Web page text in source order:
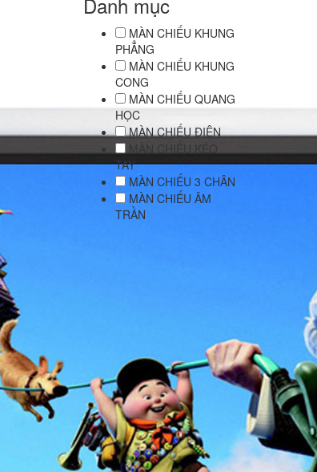
MÀN CHIẾU KHUNG
PHẲNG
MÀN CHIẾU KHUNG
CONG
MÀN CHIẾU QUANG
HỌC
MÀN CHIẾU ĐIỆN
MÀN CHIẾU KÉO
TAY
MÀN CHIẾU 3 CHÂN
MÀN CHIẾU ÂM
TRẦN